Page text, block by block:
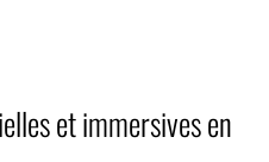
et immersives en